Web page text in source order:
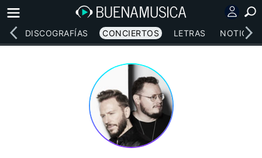
DISCOGRAFÍAS CONCIERTOS LETRAS NOTICIAS